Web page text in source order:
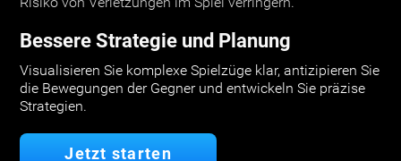
Bessere Strategie und Planung
Visualisieren Sie komplexe Spielzüge klar, antizipieren Sie
die Bewegungen der Gegner und entwickeln Sie präzise
Strategien.
Jetzt starten